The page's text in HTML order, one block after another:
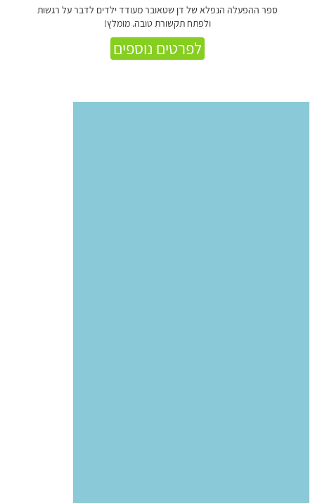
ספר ההפעלה הנפלא של דן שטאובר מעודד ילדים לדבר על רגשות
ולפתח תקשורת טובה. מומלץ!
לפרטים נוספים